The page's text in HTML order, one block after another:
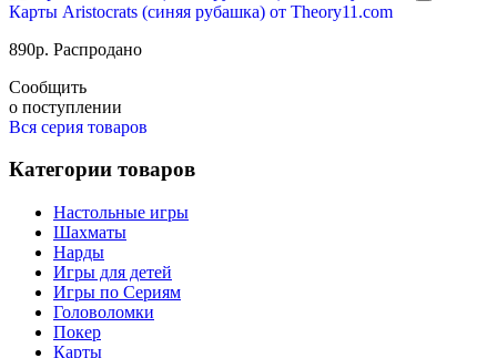
Карты Aristocrats (синяя рубашка) от Theory11.com
890р. Распродано
Сообщить
о поступлении
Вся серия товаров
Категории товаров
Настольные игры
Шахматы
Нарды
Игры для детей
Игры по Сериям
Головоломки
Покер
Карты